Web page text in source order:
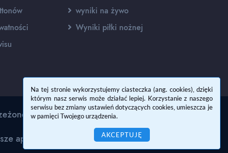
Na tej stronie wykorzystujemy ciasteczka (ang. cookies), dzięki
którym nasz serwis może działać lepiej. Korzystanie z naszego
serwisu bez zmiany ustawień dotyczących cookies, umieszcza je
w pamięci Twojego urządzenia.
AKCEPTUJĘ
wyniki na żywo
Wyniki piłki nożnej
aplikacje